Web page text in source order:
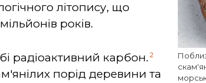
літопису, що
років.
радіоактивний карбон. 2
порід деревини та